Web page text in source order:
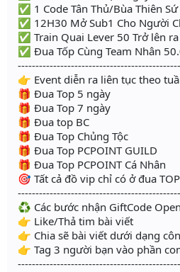
✅ 1 Code Tân Thủ/Bùa Thiên
✅ 12H30 Mở Sub1 Cho Người
✅ Train Quai Lever 50 Trở lên
✅ Đua Tốp Cùng Team Nhân
👉 Event diễn ra liên tục theo
🎁 Đua Top 5 ngày
🎁 Đua Top 7 ngày
🎁 Đua top BC
🎁 Đua Top Chủng Tộc
🎁 Đua Top PCPOINT GUILD
🎁 Đua Top PCPOINT Cá Nhân
🎯 Tất cả đồ vip chỉ có ở đua TOP
♻️ Các bước nhận GiftCode
👉 Like/Thả tim bài viết
👉 Chia sẽ bài viết dưới dạng
👉 Tag 3 người bạn vào phần